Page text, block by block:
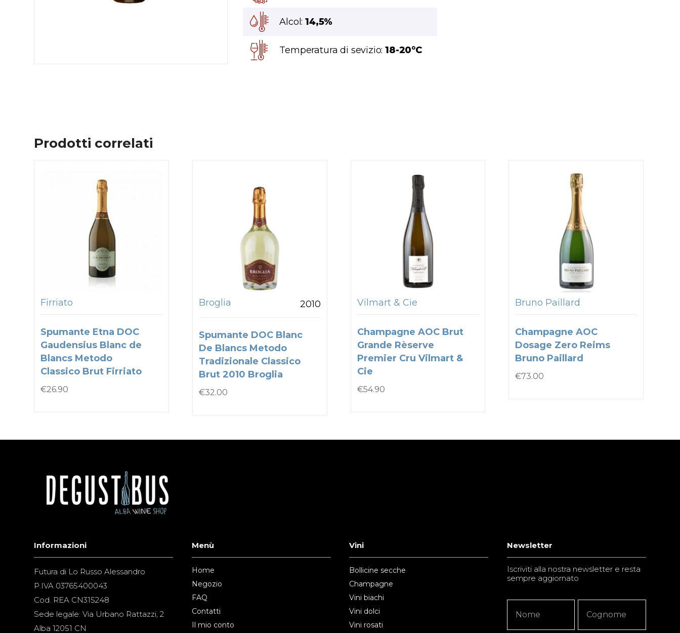
Alcol:14,5%
Temperatura di sevizio:18-20°C
Prodotti correlati
Firriato
Spumante Etna DOC
Gaudensius Blanc de
Blancs Metodo
Classico Brut Firriato
€26.90
Broglia 2010
Spumante DOC Blanc
De Blancs Metodo
Tradizionale Classico
Brut 2010 Broglia
€32.00
Vilmart & Cie
Champagne AOC Brut
Grande Rèserve
Premier Cru Vilmart &
Cie
€54.90
Bruno Paillard
Champagne AOC
Dosage Zero Reims
Bruno Paillard
€73.00
Informazioni
Futura di Lo Russo Alessandro
P.IVA 03765400043
Cod. REA CN315248
Sede legale: Via Urbano Rattazzi, 2
Alba 12051 CN
Menù
Home
Negozio
FAQ
Contatti
Il mio conto
Vini
Bollicine secche
Champagne
Vini biachi
Vini dolci
Vini rosati
Newsletter
Iscriviti alla nostra newsletter e resta
sempre aggiornato
Signup